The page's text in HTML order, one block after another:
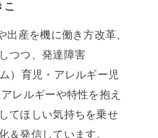
こ
出産を機に働き方改革、
つつ、発達障害
）育児・アレルギー児
レルギーや特性を抱え
てほしい気持ちを乗せ
＆発信しています。